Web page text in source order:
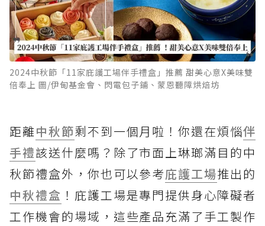
2024中秋節「11家庇護工場伴手禮盒」推薦 甜美心意X美味雙
倍奉上 圖/伊甸基金會、閃電包子鋪、蒙恩聽障烘焙坊
距離中秋節剩不到一個月啦！你還在煩惱伴
手禮該送什麼嗎？除了市面上琳瑯滿目的中
秋節禮盒外，你也可以參考庇護工場推出的
中秋禮盒 ！庇護工場是專門提供身心障礙者
工作機會的場域，這些產品充滿了手工製作